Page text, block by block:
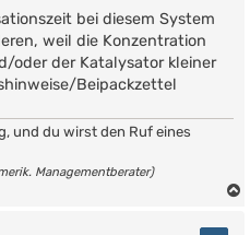
bei diesem System
weil die Konzentration
oder der Katalysator kleiner
Beipackzettel
und du wirst den Ruf eines
Managementberater)